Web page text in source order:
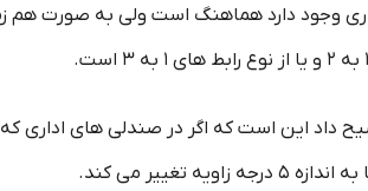
وجود دارد هماهنگ است ولی به صورت هم
می کند.